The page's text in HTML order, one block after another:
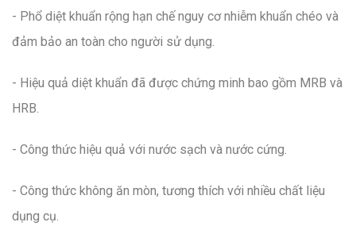
- Phổ diệt khuẩn rộng hạn chế nguy cơ nhiễm khuẩn chéo và
đảm bảo an toàn cho người sử dụng.
- Hiệu quả diệt khuẩn đã được chứng minh bao gồm MRB và
HRB.
- Công thức hiệu quả với nước sạch và nước cứng.
- Công thức không ăn mòn, tương thích với nhiều chất liệu
dụng cụ.